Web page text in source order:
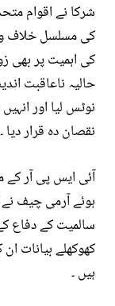
شرکا نے اقوام
کی مسلسل خلاف
کی اہمیت پر بھی
حالیہ ناعاقبت
نوٹس لیا اور
نقصان دہ قرار دیا ۔
آئی ایس پی آر کے
ہوئے آرمی چیف
سالمیت کے دفاع
کھوکھلے بیانات
ہیں ۔